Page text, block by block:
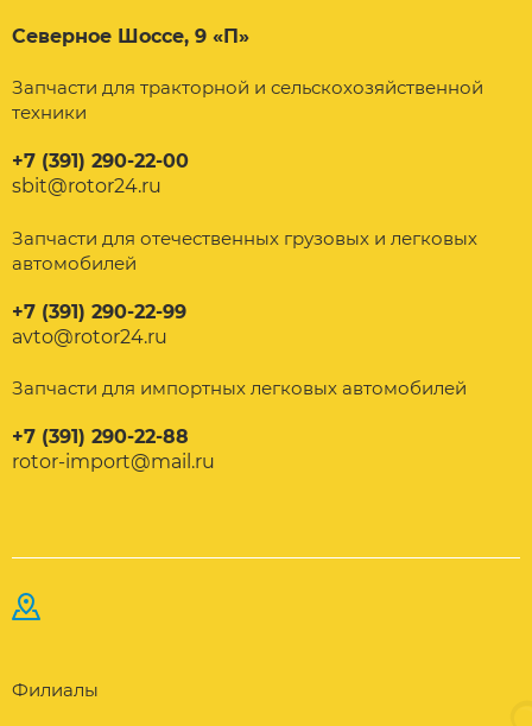
Северное Шоссе, 9 «П»
Запчасти для тракторной и сельскохозяйственной
техники
+7 (391) 290-22-00
sbit@rotor24.ru
Запчасти для отечественных грузовых и легковых
автомобилей
+7 (391) 290-22-99
avto@rotor24.ru
Запчасти для импортных легковых автомобилей
+7 (391) 290-22-88
rotor-import@mail.ru
Филиалы